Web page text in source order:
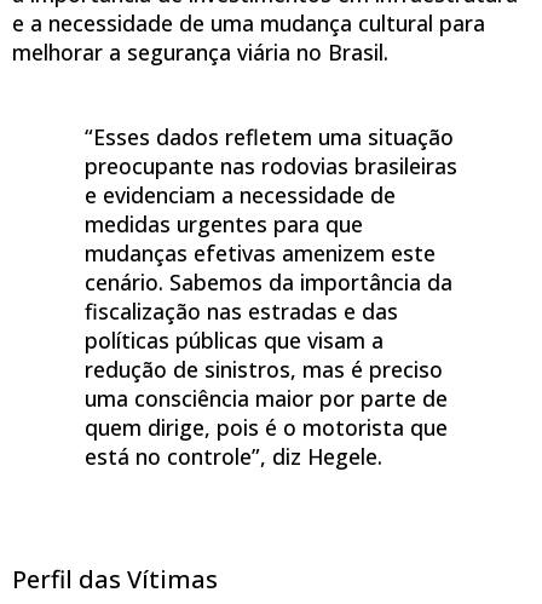
e a necessidade de uma mudança cultural para
melhorar a segurança viária no Brasil.
“Esses dados refletem uma situação
preocupante nas rodovias brasileiras
e evidenciam a necessidade de
medidas urgentes para que
mudanças efetivas amenizem este
cenário. Sabemos da importância da
fiscalização nas estradas e das
políticas públicas que visam a
redução de sinistros, mas é preciso
uma consciência maior por parte de
quem dirige, pois é o motorista que
está no controle”, diz Hegele.
Perfil das Vítimas